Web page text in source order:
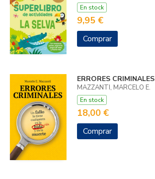
En stock
9,95 €
Comprar
ERRORES CRIMINALES
MAZZANTI, MARCELO E.
En stock
18,00 €
Comprar